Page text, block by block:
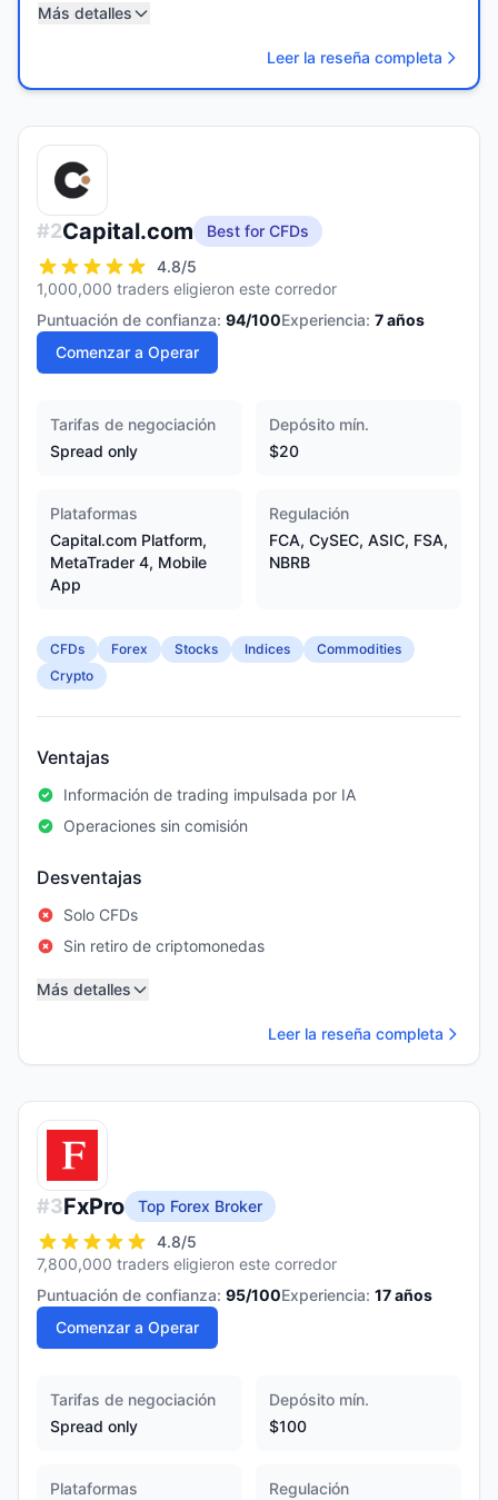
Más detalles
Leer la reseña completa
#2Capital.com
Best for CFDs
4.8/5
1,000,000 traders eligieron este corredor
Puntuación de confianza: 94/100Experiencia: 7años
Comenzar a Operar
Tarifas de negociación
Spread only
Depósito mín.
$20
Plataformas
Capital.com Platform,
MetaTrader 4, Mobile
App
Regulación
FCA, CySEC, ASIC, FSA,
NBRB
CFDs Forex Stocks Indices
Commodities
Crypto
Ventajas
Información de trading impulsada por IA
Operaciones sin comisión
Desventajas
Solo CFDs
Sin retiro de criptomonedas
Más detalles
Leer la reseña completa
#3FxPro
Top Forex Broker
4.8/5
7,800,000 traders eligieron este corredor
Puntuación de confianza: 95/100Experiencia: 17años
Comenzar a Operar
Tarifas de negociación
Spread only
Depósito mín.
$100
Plataformas Regulación